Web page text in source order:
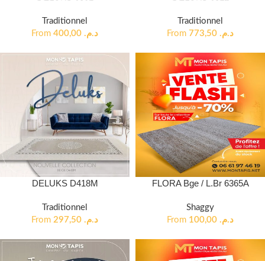
Traditionnel
From
د.م.
Traditionnel
From
د.م.
DELUKS D418M
Traditionnel
From
د.م.
FLORA Bge / L.Br 6365A
Shaggy
From
د.م.